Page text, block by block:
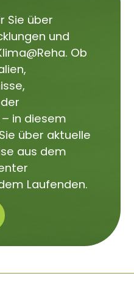
Sie über
und
Ob
in diesem
über aktuelle
aus dem
Laufenden.